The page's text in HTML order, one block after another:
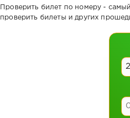
Проверить билет по номеру -
проверить билеты и других